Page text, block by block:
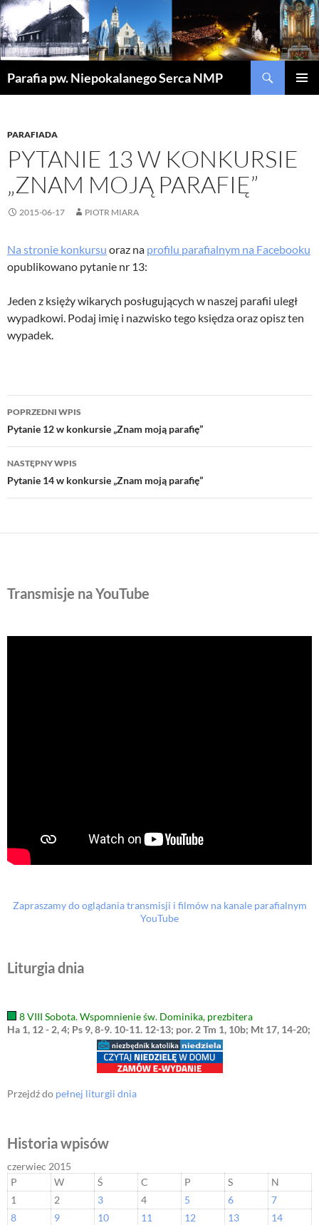
Parafia pw. Niepokalanego Serca NMP
PARAFIADA
PYTANIE 13 W KONKURSIE
„ZNAM MOJĄ PARAFIĘ”
2015-06-17 PIOTR MIARA
Na stronie konkursu oraz na profilu parafialnym na Facebooku
opublikowano pytanie nr 13:
Jeden z księży wikarych posługujących w naszej parafii uległ
wypadkowi. Podaj imię i nazwisko tego księdza oraz opisz ten
wypadek.
Nawigacja
wpisu
POPRZEDNI WPIS
Pytanie 12 w konkursie „Znam moją parafię”
NASTĘPNY WPIS
Pytanie 14 w konkursie „Znam moją parafię”
Transmisje na YouTube
Zapraszamy do oglądania transmisji i filmów na kanale parafialnym
YouTube
Liturgia dnia
8 VIII Sobota. Wspomnienie św. Dominika, prezbitera
Ha 1, 12 - 2, 4; Ps 9, 8-9. 10-11. 12-13; por. 2 Tm 1, 10b; Mt 17, 14-20;
Przejdź do pełnej liturgii dnia
Historia wpisów
czerwiec 2015
P
W Ś C P S
N
1
2 3 4 5 6
7
8
9 10 11 12 13
14